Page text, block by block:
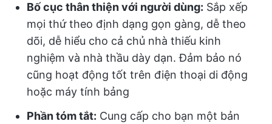
Bố cục thân thiện với người dùng: Sắp xếp
mọi thứ theo định dạng gọn gàng, dễ theo
dõi, dễ hiểu cho cả chủ nhà thiếu kinh
nghiệm và nhà thầu dày dạn. Đảm bảo nó
cũng hoạt động tốt trên điện thoại di động
hoặc máy tính bảng
Phần tóm tắt: Cung cấp cho bạn một bản